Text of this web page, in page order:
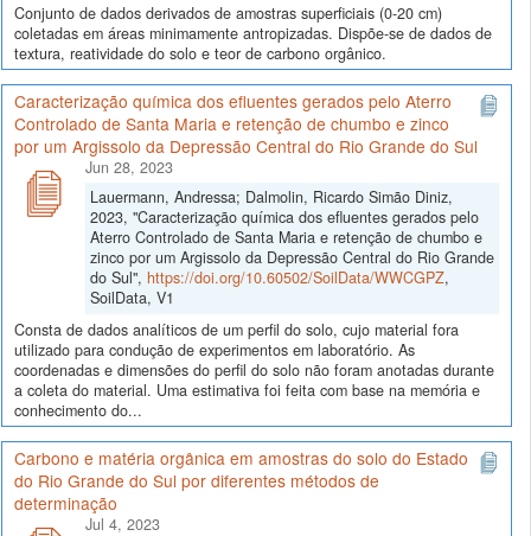
Conjunto de dados derivados de amostras superficiais (0-20 cm)
coletadas em áreas minimamente antropizadas. Dispõe-se de dados de
textura, reatividade do solo e teor de carbono orgânico.
Caracterização química dos efluentes gerados pelo Aterro
Controlado de Santa Maria e retenção de chumbo e zinco
por um Argissolo da Depressão Central do Rio Grande do Sul
Jun 28, 2023
Lauermann, Andressa; Dalmolin, Ricardo Simão Diniz,
2023, "Caracterização química dos efluentes gerados pelo
Aterro Controlado de Santa Maria e retenção de chumbo e
zinco por um Argissolo da Depressão Central do Rio Grande
do Sul", https://doi.org/10.60502/SoilData/WWCGPZ,
SoilData, V1
Consta de dados analíticos de um perfil do solo, cujo material fora
utilizado para condução de experimentos em laboratório. As
coordenadas e dimensões do perfil do solo não foram anotadas durante
a coleta do material. Uma estimativa foi feita com base na memória e
conhecimento do...
Carbono e matéria orgânica em amostras do solo do Estado
do Rio Grande do Sul por diferentes métodos de
determinação
Jul 4, 2023